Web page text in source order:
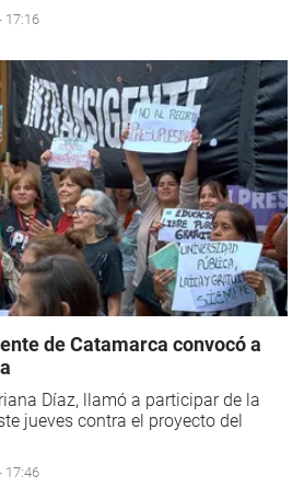
17:16
de Catamarca convocó a
Díaz, llamó a participar de la
jueves contra el proyecto del
17:46